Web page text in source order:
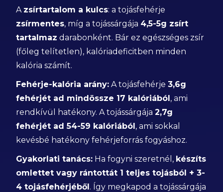
A zsírtartalom a kulcs: a tojásfehérje
zsírmentes, míg a tojássárgája 4,5-5g zsírt
tartalmaz darabonként. Bár ez egészséges zsír
(főleg telítetlen), kalóriadeficitben minden
kalória számít.
Fehérje-kalória arány: A tojásfehérje3,6g
fehérjét ad mindössze 17 kalóriából, ami
rendkívül hatékony. A tojássárgája2,7g
fehérjét ad 54-59 kalóriából, ami sokkal
kevésbé hatékony fehérjeforrás fogyáshoz.
Gyakorlati tanács: Ha fogyni szeretnél, készíts
omlettet vagy rántottát 1 teljes tojásból + 3-
4 tojásfehérjéből. Így megkapod a tojássárgája